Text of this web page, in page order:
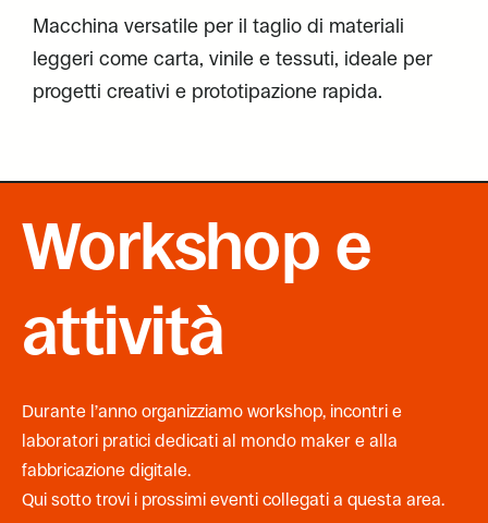
Macchina versatile per il taglio di materiali
leggeri come carta, vinile e tessuti, ideale per
progetti creativi e prototipazione rapida.
Workshop e
attività
Durante l’anno organizziamo workshop, incontri e
laboratori pratici dedicati al mondo maker e alla
fabbricazione digitale.
Qui sotto trovi i prossimi eventi collegati a questa area.